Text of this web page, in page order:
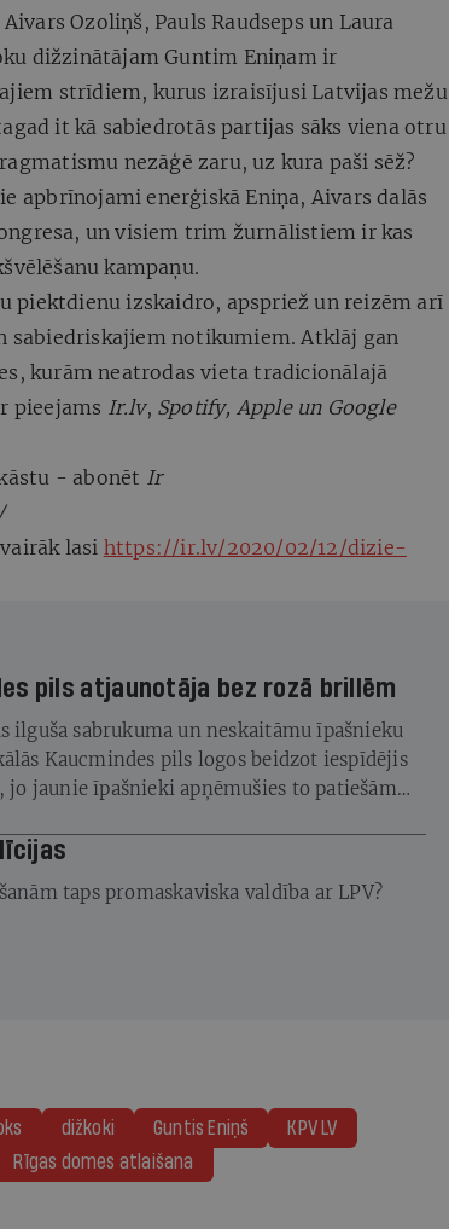
Ozoliņš, Pauls Raudseps un Laura
dižzinātājam Guntim Eniņam ir
strīdiem, kurus izraisījusi Latvijas mežu
it kā sabiedrotās partijas sāks viena otru
nezāģē zaru, uz kura paši sēž?
apbrīnojami enerģiskā Eniņa, Aivars dalās
un visiem trim žurnālistiem ir kas
kampaņu.
piektdienu izskaidro, apspriež un reizēm arī
sabiedriskajiem notikumiem. Atklāj gan
kurām neatrodas vieta tradicionālajā
pieejams Ir.lv, Spotify, Apple un Google
- abonēt Ir
lasi https://ir.lv/2020/02/12/dizie-
pils atjaunotāja bez rozā brillēm
ilguša sabrukuma un neskaitāmu īpašnieku
Kaucmindes pils logos beidzot iespīdējis
jo jaunie īpašnieki apņēmušies to patiešām
taps promaskaviska valdība ar LPV?
dižkoki Guntis Eniņš
KPV LV
Rīgas domes atlaišana